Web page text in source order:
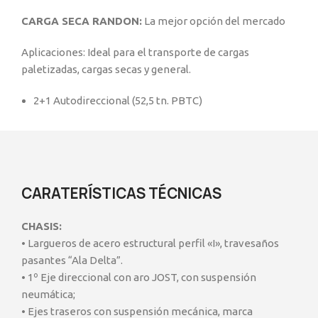
CARGA SECA RANDON: La mejor opción del mercado
Aplicaciones: Ideal para el transporte de cargas
paletizadas, cargas secas y general.
2+1 Autodireccional (52,5 tn. PBTC)
CARATERÍSTICAS TÉCNICAS
CHASIS:
• Largueros de acero estructural perfil «I», travesaños
pasantes “Ala Delta”.
• 1º Eje direccional con aro JOST, con suspensión
neumática;
• Ejes traseros con suspensión mecánica, marca